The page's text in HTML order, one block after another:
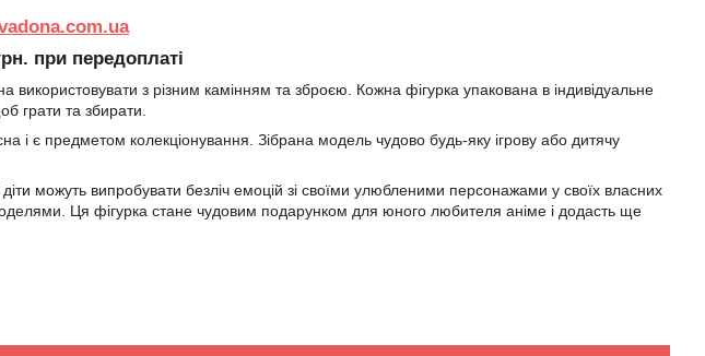
при передоплаті
використовувати з різним камінням та зброєю. Кожна фігурка упакована в індивідуальне
грати та збирати.
і є предметом колекціонування. Зібрана модель чудово будь-яку ігрову або дитячу
діти можуть випробувати безліч емоцій зі своїми улюбленими персонажами у своїх власних
Ця фігурка стане чудовим подарунком для юного любителя аніме і додасть ще